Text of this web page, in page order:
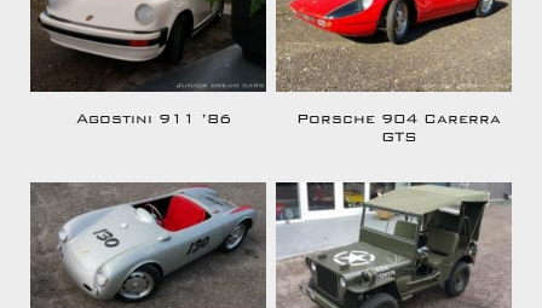
Agostini 911 ’86
Porsche 904 Carerra
GTS